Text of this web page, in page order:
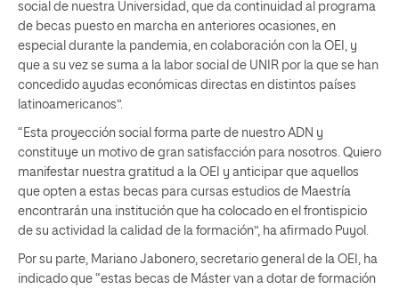
social de nuestra Universidad, que da continuidad al programa
de becas puesto en marcha en anteriores ocasiones, en
especial durante la pandemia, en colaboración con la OEI, y
que a su vez se suma a la labor social de UNIR por la que se han
concedido ayudas económicas directas en distintos países
latinoamericanos”.
“Esta proyección social forma parte de nuestro ADN y
constituye un motivo de gran satisfacción para nosotros. Quiero
manifestar nuestra gratitud a la OEI y anticipar que aquellos
que opten a estas becas para cursas estudios de Maestría
encontrarán una institución que ha colocado en el frontispicio
de su actividad la calidad de la formación”, ha afirmado Puyol.
Por su parte, Mariano Jabonero, secretario general de la OEI, ha
indicado que “estas becas de Máster van a dotar de formación